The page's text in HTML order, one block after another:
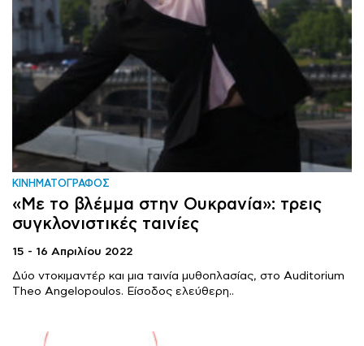
ΚΙΝΗΜΑΤΟΓΡΑΦΟΣ
«Με το βλέμμα στην Ουκρανία»: τρεις
συγκλονιστικές ταινίες
15 - 16 Απριλίου 2022
Δύο ντοκιμαντέρ και μια ταινία μυθοπλασίας, στο Auditorium
Theo Angelopoulos. Είσοδος ελεύθερη..